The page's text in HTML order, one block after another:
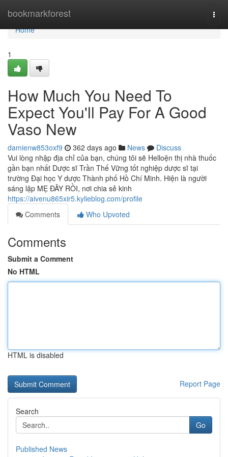
bookmarkforest
Home
Home
1
How Much You Need To
Expect You'll Pay For A Good
Vaso New
damienw853oxf9 362 days ago News
Discuss
Vui lòng nhập địa chỉ của bạn, chúng tôi sẽ Helloện thị nhà thuốc
gần bạn nhất Dược sĩ Trần Thế Vững tốt nghiệp dược sĩ tại
trường Đại học Y dược Thành phố Hồ Chí Minh. Hiện là người
sáng lập MẸ ĐÂY RỒI, nơi chia sẻ kinh
https://aivenu865xir5.kylieblog.com/profile
Comments
Who Upvoted
Comments
Submit a Comment
No HTML
HTML is disabled
Report Page
Search
Go
Published News